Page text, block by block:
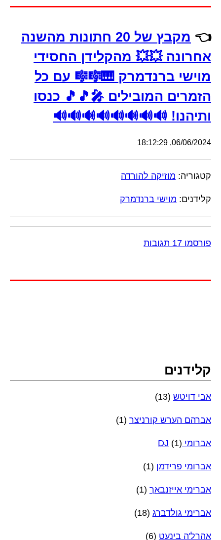
👈
מקבץ של 20 חתונות מהשנה
אחרונה 💥💥 מהקלידן החסידי
מוישי ברנדמרק 🎹🎼🎼 עם כל
הזמרים המובילים 🎤🎵🎵 כנסו
ותיהנו! 🔊🔊🔊🔊🔊🔊🔊🔊
06/06/2024, 18:12:29
קטגוריה: מוזיקה להורדה
קלידנים: מוישי ברנדמרק
פורסמו 17 תגובות
קלידנים
אבי דויטש (13)
אברהם הערש קורניצר (1)
אברומי DJ (1)
אברומי פרידמן (1)
אברימי אייזנבאך (1)
אברימי גולדברג (18)
אהרל'ה בינעט (6)